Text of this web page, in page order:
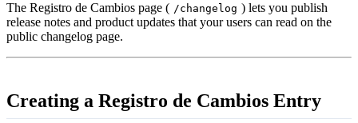
The Registro de Cambios page ( /changelog ) lets you publish
release notes and product updates that your users can read on the
public changelog page.
Creating a Registro de Cambios Entry